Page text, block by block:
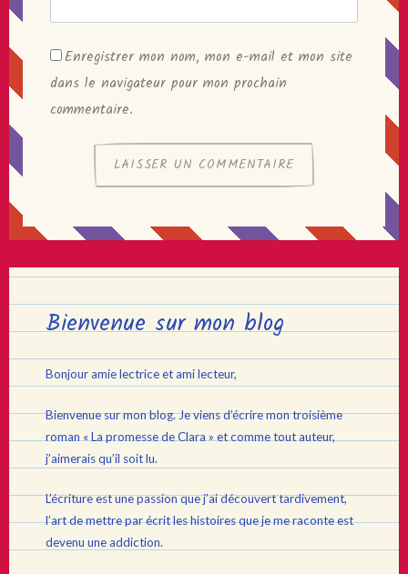
Enregistrer mon nom, mon e-mail et mon site
dans le navigateur pour mon prochain
commentaire.
Bienvenue sur mon blog
Bonjour amie lectrice et ami lecteur,
Bienvenue sur mon blog. Je viens d’écrire mon troisième
roman « La promesse de Clara » et comme tout auteur,
j’aimerais qu’il soit lu.
L’écriture est une passion que j’ai découvert tardivement,
l’art de mettre par écrit les histoires que je me raconte est
devenu une addiction.